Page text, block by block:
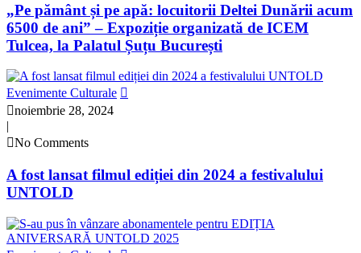
„Pe pământ și pe apă: locuitorii Deltei Dunării acum
6500 de ani” – Expoziție organizată de ICEM
Tulcea, la Palatul Șuțu București
Evenimente Culturale
noiembrie 28, 2024
|
No Comments
A fost lansat filmul ediției din 2024 a festivalului
UNTOLD